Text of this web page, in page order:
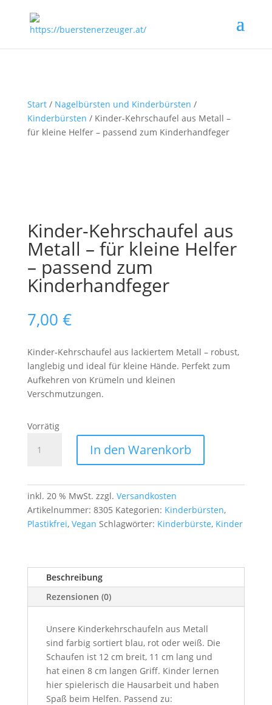
Start/ Nagelbürsten und Kinderbürsten /
Kinderbürsten / Kinder-Kehrschaufel aus Metall –
für kleine Helfer – passend zum Kinderhandfeger
Kinder-Kehrschaufel aus
Metall – für kleine Helfer
– passend zum
Kinderhandfeger
7,00 €
Kinder-Kehrschaufel aus lackiertem Metall – robust,
langlebig und ideal für kleine Hände. Perfekt zum
Aufkehren von Krümeln und kleinen
Verschmutzungen.
Vorrätig
Kehrschaufel
–
für
kleine
passend
Kinderhandfeger
Menge
In den Warenkorb
inkl. 20 % MwSt. zzgl. Versandkosten
Artikelnummer: 8305 Kategorien: Kinderbürsten,
Plastikfrei, Vegan Schlagwörter: Kinderbürste, Kinder
Beschreibung
Rezensionen (0)
Unsere Kinderkehrschaufeln aus Metall
sind farbig sortiert blau, rot oder weiß. Die
Schaufen ist 12 cm breit, 11 cm lang und
hat einen 8 cm langen Griff. Kinder lernen
hier spielerisch die Hausarbeit und haben
Spaß beim Helfen. Passend zu: